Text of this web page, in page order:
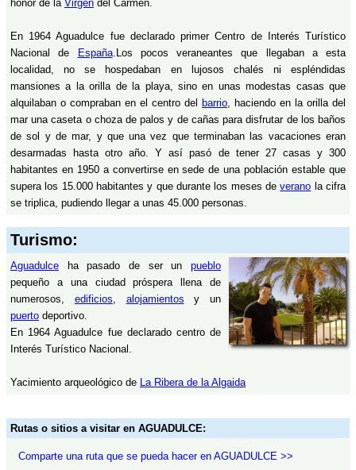
honor de la Virgen del Carmen.
En 1964 Aguadulce fue declarado primer Centro de Interés Turístico
Nacional de
España.Los pocos veraneantes que llegaban a esta
localidad, no se hospedaban en lujosos chalés ni espléndidas
mansiones a la orilla de la playa, sino en unas modestas casas que
alquilaban o compraban en el centro del
barrio, haciendo en la orilla del
mar una caseta o choza de palos y de cañas para disfrutar de los baños
de sol y de mar, y que una vez que terminaban las vacaciones eran
desarmadas hasta otro año. Y así pasó de tener 27 casas y 300
habitantes en 1950 a convertirse en sede de una población estable que
supera los 15.000 habitantes y que durante los meses deverano la cifra
se triplica, pudiendo llegar a unas 45.000 personas.
Turismo:
Aguadulce ha pasado de ser unpueblo
pequeño a una ciudad próspera llena de
numerosos, edificios, alojamientos y un
puerto deportivo.
En 1964 Aguadulce fue declarado centro de
Interés Turístico Nacional.
Yacimiento arqueológico de La Ribera de la Algaida
Rutas o sitios a visitar en AGUADULCE:
Comparte una ruta que se pueda hacer en AGUADULCE >>